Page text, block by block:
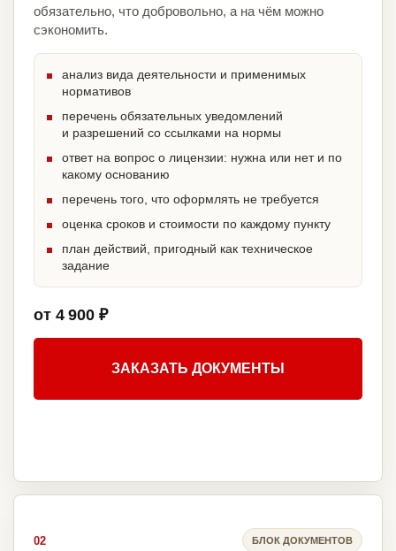
обязательно, что добровольно, а на чём можно
сэкономить.
анализ вида деятельности и применимых
нормативов
перечень обязательных уведомлений
и разрешений со ссылками на нормы
ответ на вопрос о лицензии: нужна или нет и по
какому основанию
перечень того, что оформлять не требуется
оценка сроков и стоимости по каждому пункту
план действий, пригодный как техническое
задание
от 4 900 ₽
ЗАКАЗАТЬ ДОКУМЕНТЫ
02 БЛОК ДОКУМЕНТОВ